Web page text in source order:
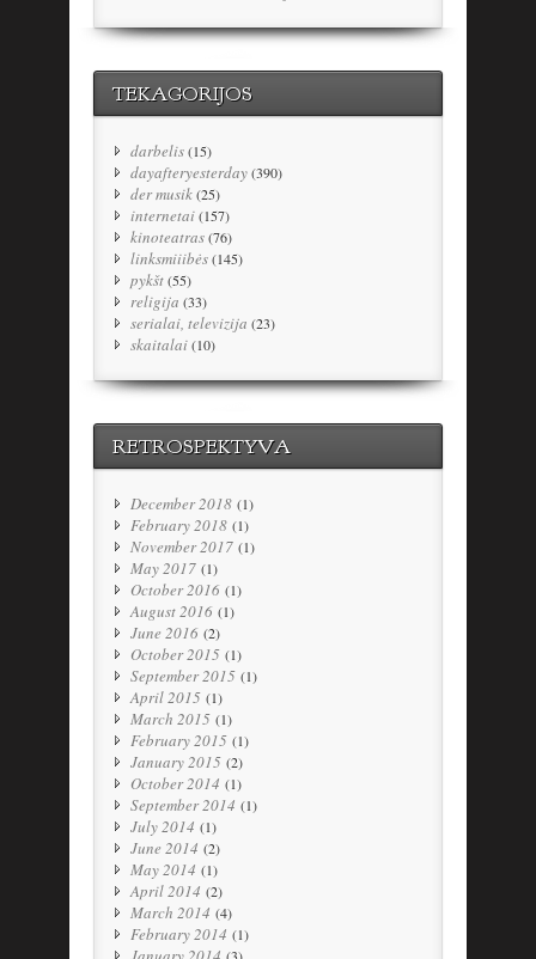
TEKAGORIJOS
darbelis(15)
dayafteryesterday(390)
der musik(25)
internetai(157)
kinoteatras(76)
linksmiiibės(145)
pykšt(55)
religija (33)
serialai, televizija (23)
skaitalai(10)
RETROSPEKTYVA
December 2018 (1)
February 2018 (1)
November 2017 (1)
May 2017 (1)
October 2016 (1)
August 2016 (1)
June 2016 (2)
October 2015 (1)
September 2015 (1)
April 2015 (1)
March 2015 (1)
February 2015 (1)
January 2015 (2)
October 2014 (1)
September 2014 (1)
July 2014 (1)
June 2014 (2)
May 2014 (1)
April 2014 (2)
March 2014 (4)
February 2014 (1)